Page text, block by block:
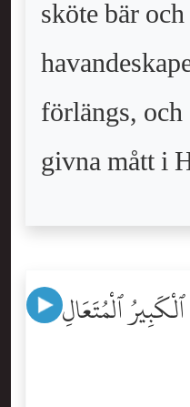
sköte bär
förlängs,
givna mått i
ٱلْمُتَعَالِ